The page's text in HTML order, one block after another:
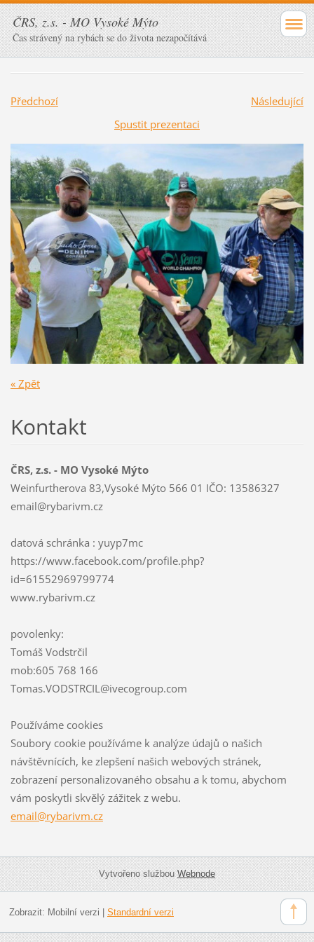
ČRS, z.s. - MO Vysoké Mýto
Čas strávený na rybách se do života nezapočítává
Předchozí
Následující
Spustit prezentaci
« Zpět
Kontakt
ČRS, z.s. - MO Vysoké Mýto
Weinfurtherova 83,Vysoké Mýto 566 01 IČO: 13586327
email@rybarivm.cz
datová schránka : yuyp7mc
https://www.facebook.com/profile.php?
id=61552969799774
www.rybarivm.cz
povolenky:
Tomáš Vodstrčil
mob:605 768 166
Tomas.VODSTRCIL@ivecogroup.com
Používáme cookies
Soubory cookie používáme k analýze údajů o našich
návštěvnících, ke zlepšení našich webových stránek,
zobrazení personalizovaného obsahu a k tomu, abychom
vám poskytli skvělý zážitek z webu.
email@rybarivm.cz
Vytvořeno službouWebnode
Zobrazit: Mobilní verzi Standardní verzi